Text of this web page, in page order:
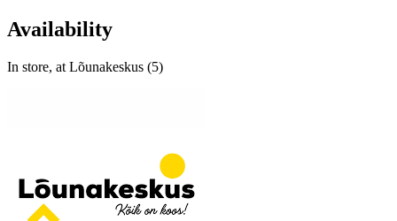
Availability
In store, at Lõunakeskus (5)